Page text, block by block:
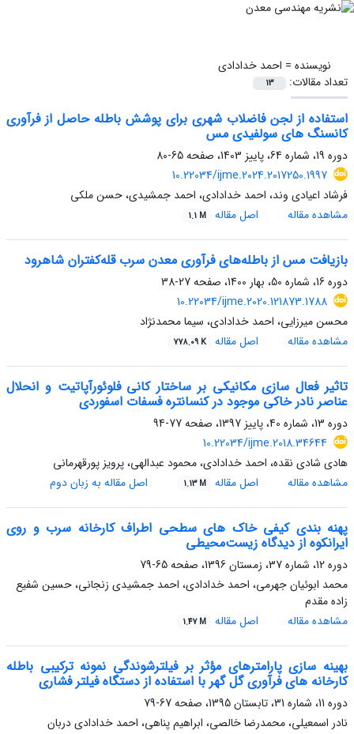
نویسنده = احمد خدادادی
تعداد مقالات:
13
استفاده از لجن فاضلاب شهری برای پوشش باطله حاصل از فرآوری
کانسنگ های سولفیدی مس
دوره 19، شماره 64، پاییز 1403، صفحه
65-80
10.22034/ijme.2024.2017250.1997
فرشاد اعیادی وند، احمد خدادادی، احمد جمشیدی، حسن ملکی
مشاهده مقاله
اصل مقاله 1.1 M
بازیافت مس از باطله‌های فرآوری معدن سرب قله‌کفتران شاهرود
دوره 16، شماره 50، بهار 1400، صفحه
27-38
10.22034/ijme.2020.121873.1788
محسن میرزایی، احمد خدادادی، سیما محمدنژاد
مشاهده مقاله
اصل مقاله 778.09 K
تاثیر فعال سازی مکانیکی بر ساختار کانی فلوئورآپاتیت و انحلال
عناصر نادر خاکی موجود در کنسانتره فسفات اسفوردی
دوره 13، شماره 40، پاییز 1397، صفحه
77-94
10.22034/ijme.2018.34644
هادی شادی نقده، احمد خدادادی، محمود عبدالهی، پرویز پورقهرمانی
مشاهده مقاله
اصل مقاله 1.13 M اصل مقاله به زبان دوم
پهنه بندی کیفی خاک های سطحی اطراف کارخانه سرب و روی
ایرانکوه از دیدگاه زیست‌محیطی
دوره 12، شماره 37، زمستان 1396، صفحه
65-79
محمد ابوئیان جهرمی، احمد خدادادی، احمد جمشیدی زنجانی، حسین شفیع
زاده مقدم
مشاهده مقاله
اصل مقاله 1.47 M
بهینه سازی پارامترهای مؤثر بر فیلترشوندگی نمونه ترکیبی باطله
کارخانه های فرآوری گل گهر با استفاده از دستگاه فیلتر فشاری
دوره 11، شماره 31، تابستان 1395، صفحه
67-79
نادر اسمعیلی، محمدرضا خالصی، ابراهیم پناهی، احمد خدادادی دربان